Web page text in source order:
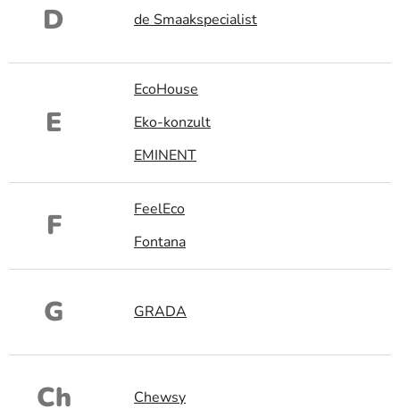
D de Smaakspecialist
E
EcoHouse
Eko-konzult
EMINENT
F
FeelEco
Fontana
G GRADA
Ch Chewsy